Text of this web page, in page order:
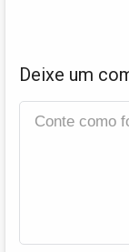
Deixe um